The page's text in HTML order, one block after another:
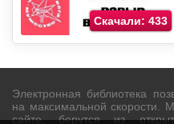
Скачали: 433
Электронная библиотека
на максимальной скорости.
сайте, берутся из